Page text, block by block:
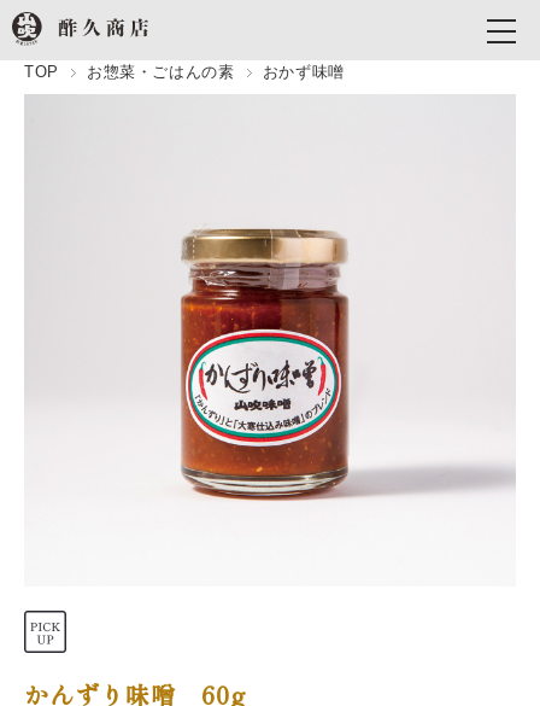
TOP お惣菜・ごはんの素 おかず味噌
かんずり味噌 60g